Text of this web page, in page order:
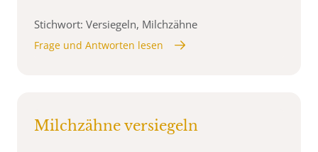
Stichwort: Versiegeln, Milchzähne
Frage und Antworten lesen
Milchzähne versiegeln